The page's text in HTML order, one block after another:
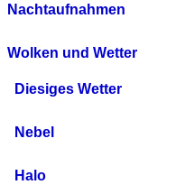
Nachtaufnahmen
Wolken und Wetter
Diesiges Wetter
Nebel
Halo